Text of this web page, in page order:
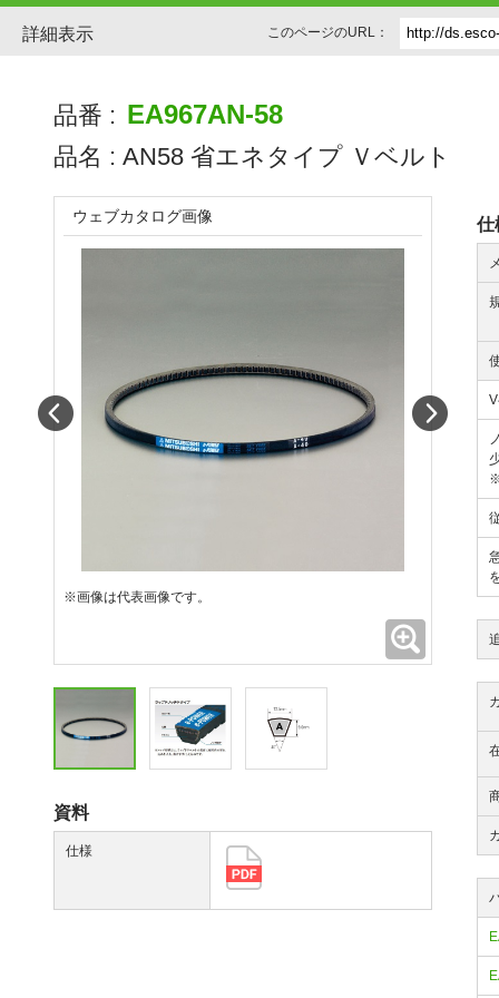
詳細表示 このページのURL：
品番 : EA967AN-58
品名 : AN58 省エネタイプ Ｖベルト
仕
ウェブカタログ画像
※画像は代表画像です。
資料
仕様